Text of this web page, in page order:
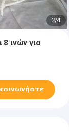
2/4
ινών για